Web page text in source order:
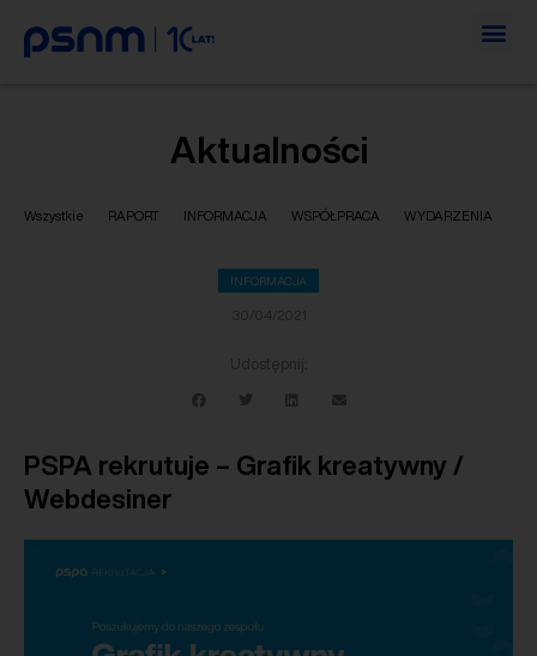
Aktualności
Wszystkie RAPORT INFORMACJA WSPÓŁPRACA WYDARZENIA
INFORMACJA
30/04/2021
Udostępnij:
PSPA rekrutuje – Grafik kreatywny /
Webdesiner